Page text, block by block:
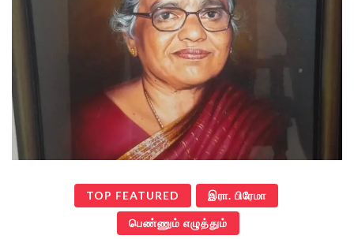
TOP FEATURED இரா. பிரேமா
பெண்ணும் எழுத்தும்